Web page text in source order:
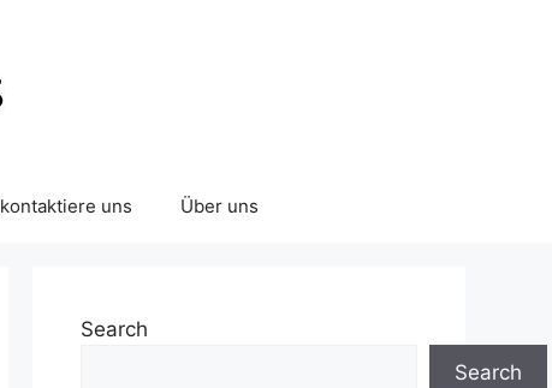
kontaktiere uns Über uns
Search
Search